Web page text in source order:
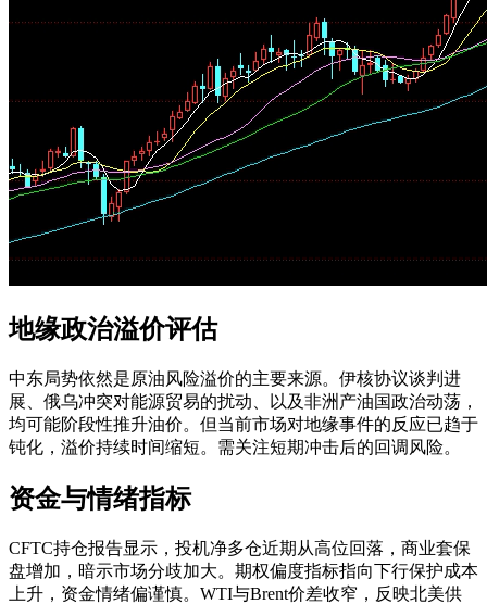
地缘政治溢价评估
中东局势依然是原油风险溢价的主要来源。伊核协议谈判进
展、俄乌冲突对能源贸易的扰动、以及非洲产油国政治动荡，
均可能阶段性推升油价。但当前市场对地缘事件的反应已趋于
钝化，溢价持续时间缩短。需关注短期冲击后的回调风险。
资金与情绪指标
CFTC持仓报告显示，投机净多仓近期从高位回落，商业套保
盘增加，暗示市场分歧加大。期权偏度指标指向下行保护成本
上升，资金情绪偏谨慎。WTI与Brent价差收窄，反映北美供